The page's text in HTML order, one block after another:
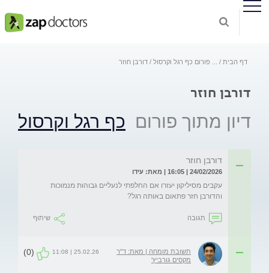
דף הבית פורום כף רגל וקרסול דורבן חוזר
דורבן חוזר
דיון מתוך פורום כף רגל וקרסול
דורבן חוזר
24/02/2026 | 16:05 | מאת: עידו
עקבים מסיליקון יעזרו אם החלפתי לנעליים גבוהות מנמוכות
והדורבן חזר פתאום באותה רגל?
תגובה שיתוף
תשובת מומחה | מאת: ד"ר
מקסים גורביץ'
25.02.26 | 11:08
(0)